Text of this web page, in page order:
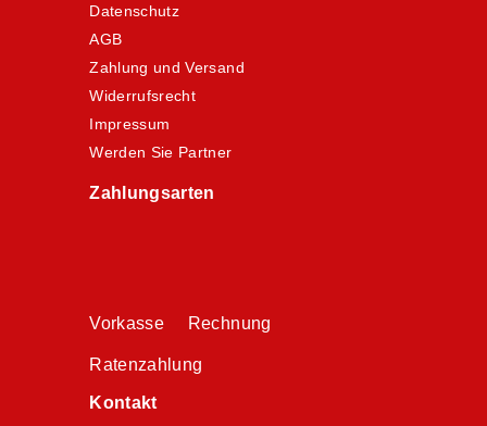
Datenschutz
AGB
Zahlung und Versand
Widerrufsrecht
Impressum
Werden Sie Partner
Zahlungsarten
Vorkasse Rechnung
Ratenzahlung
Kontakt